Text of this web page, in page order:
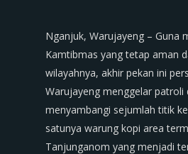
Nganjuk, Warujayeng – Guna
Kamtibmas yang tetap aman
wilayahnya, akhir pekan ini
Warujayeng menggelar patroli
menyambangi sejumlah titik
satunya warung kopi area
Tanjunganom yang menjadi